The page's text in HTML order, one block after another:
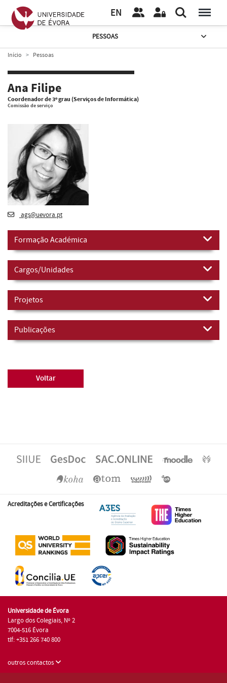
EN
PESSOAS
Início Pessoas
Ana Filipe
Coordenador de 3º grau (Serviços de Informática)
Comissão de serviço
ags@uevora.pt
Formação Académica
Cargos/Unidades
Projetos
Publicações
Voltar
Acreditações e Certificações
Universidade de Évora
Largo dos Colegiais, Nº 2
7004-516 Évora
tlf: +351 266 740 800
outros contactos